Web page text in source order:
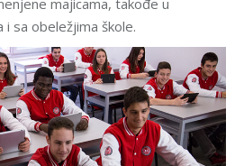
sa obeležjima škole.